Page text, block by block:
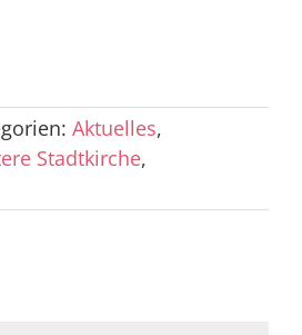
Aktuelles,
Stadtkirche,